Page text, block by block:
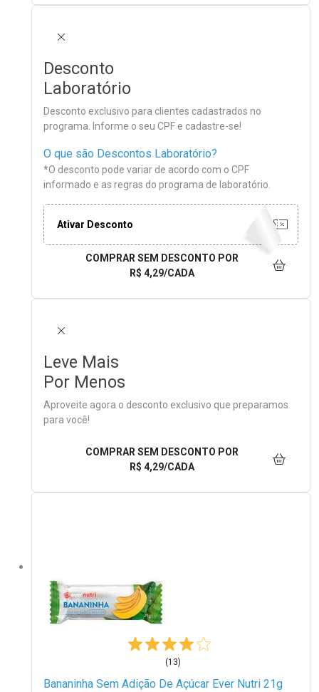
FECHAR
Desconto
Laboratório
Desconto exclusivo para clientes cadastrados no
programa. Informe o seu CPF e cadastre-se!
O que são Descontos Laboratório?
*O desconto pode variar de acordo com o CPF
informado e as regras do programa de laboratório.
Ativar Desconto
COMPRAR SEM DESCONTO POR
R$ 4,29/CADA
FECHAR
Leve Mais
Por Menos
Aproveite agora o desconto exclusivo que preparamos
para você!
COMPRAR SEM DESCONTO POR
R$ 4,29/CADA
(13)
Bananinha Sem Adição De Açúcar Ever Nutri 21g